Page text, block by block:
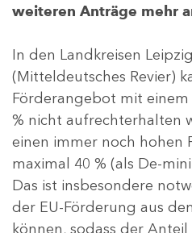
weiteren Anträge mehr
In den Landkreisen
(Mitteldeutsches Revier)
Förderangebot mit einem
% nicht aufrechterhalten
einen immer noch hohen
maximal 40 % (als De-
Das ist insbesondere
der EU-Förderung aus
können, sodass der